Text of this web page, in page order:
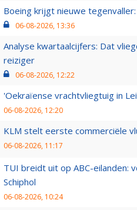
Boeing krijgt nieuwe
06-08-2026, 13:36
Analyse kwartaalcijfers: Dat
reiziger
06-08-2026, 12:22
'Oekraïense vrachtvliegtuig in
06-08-2026, 12:20
KLM stelt eerste commerciële
06-08-2026, 11:17
TUI breidt uit op ABC-eilanden:
Schiphol
06-08-2026, 10:24